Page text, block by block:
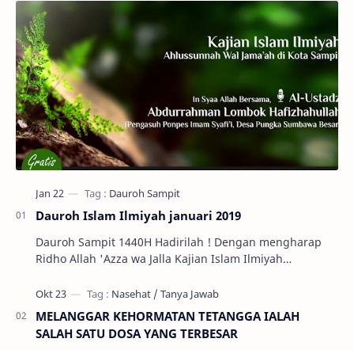
Dauroh Islam Ilmiyah januari 2019
Dauroh Sampit 1440H Hadirilah ! Dengan mengharap
Ridho Allah 'Azza wa Jalla Kajian Islam Ilmiyah
MELANGGAR KEHORMATAN TETANGGA IALAH
SALAH SATU DOSA YANG TERBESAR